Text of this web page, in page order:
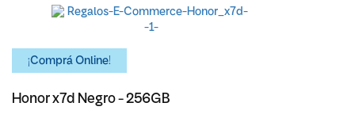
¡Comprá Online!
Honor x7d Negro - 256GB